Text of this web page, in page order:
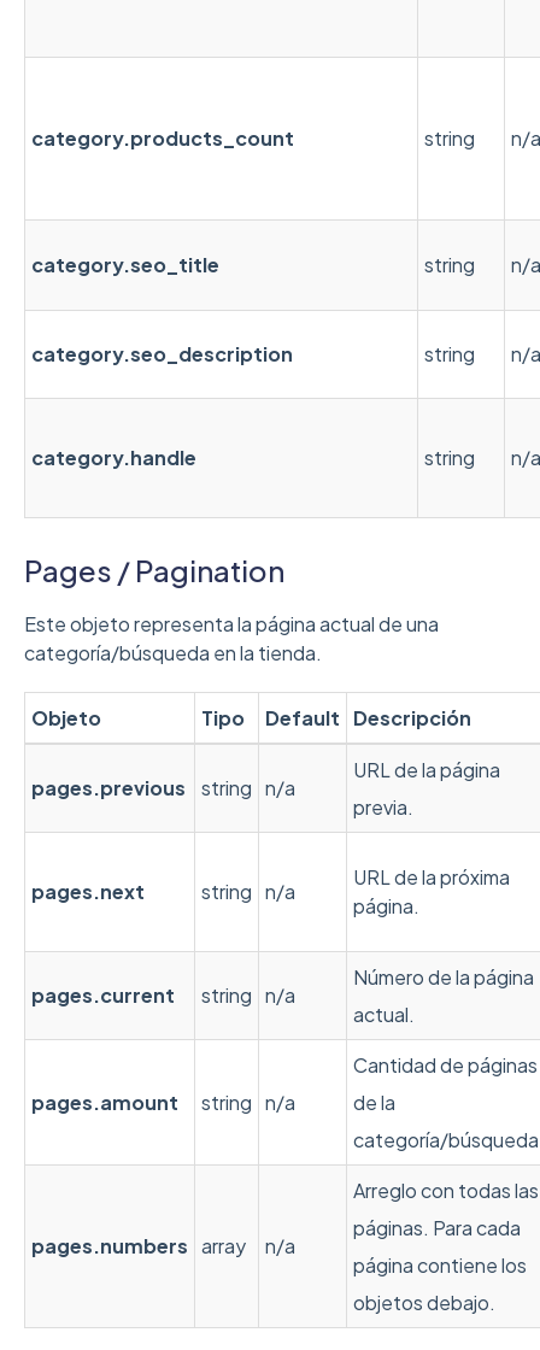
category.products_count string n/a
category.seo_title string n/a
category.seo_description string n/a
category.handle string n/a
Pages / Pagination
Este objeto representa la página actual de una
categoría/búsqueda en la tienda.
Objeto Tipo Default Descripción
pages.previous string n/a
URL de la página
previa.
pages.next string n/a
URL de la próxima
página.
pages.current string n/a
Número de la página
actual.
pages.amount string n/a
Cantidad de páginas
de la
categoría/
pages.numbers array n/a
Arreglo con todas las
páginas. Para cada
página contiene los
objetos debajo.